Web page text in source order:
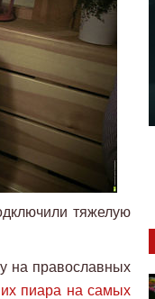
тяжелую
на православных
их пиара на самых